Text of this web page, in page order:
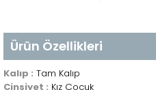
Ürün Özellikleri
Kalıp : Tam Kalıp
Cinsiyet : Kız Çocuk